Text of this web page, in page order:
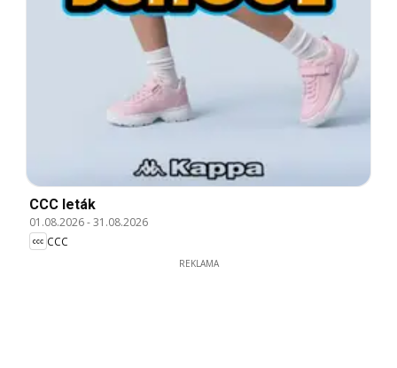
CCC leták
01.08.2026-31.08.2026
CCC
REKLAMA